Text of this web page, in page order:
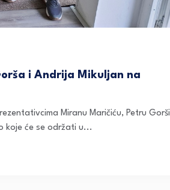
i Andrija Mikuljan na
Miranu Maričiću, Petru Gorši
koje će se održati u...